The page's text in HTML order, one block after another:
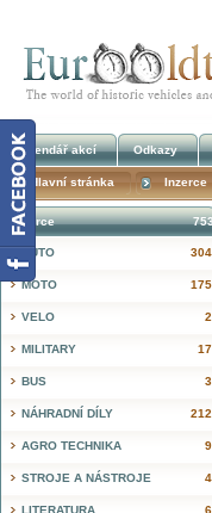
Inzerce
304
AUTO
175
MOTO
2
VELO
17
MILITARY
3
BUS
212
NÁHRADNÍ DÍLY
9
AGRO TECHNIKA
4
STROJE A NÁSTROJE
6
LITERATURA
Kalendář akcí Odkazy
Hlavní stránka Inzerce